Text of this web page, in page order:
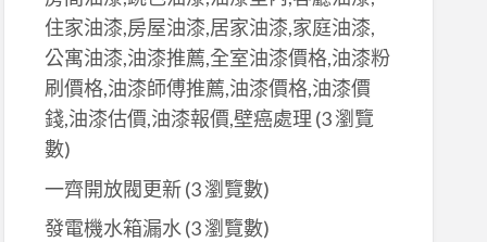
住家油漆,房屋油漆,居家油漆,家庭油漆,
公寓油漆,油漆推薦,全室油漆價格,油漆粉
刷價格,油漆師傅推薦,油漆價格,油漆價
錢,油漆估價,油漆報價,壁癌處理 (3 瀏覽
數)
一齊開放閥更新(3 瀏覽數)
發電機水箱漏水(3 瀏覽數)